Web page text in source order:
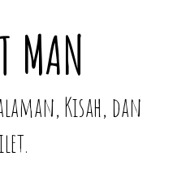
MAN
Kisah, dan